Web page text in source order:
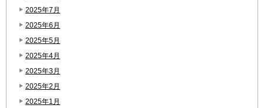
2025年7月
2025年6月
2025年5月
2025年4月
2025年3月
2025年2月
2025年1月